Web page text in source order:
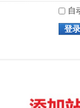
自
登录